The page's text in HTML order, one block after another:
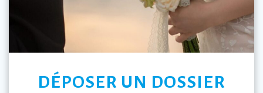
DÉPOSER UN DOSSIER